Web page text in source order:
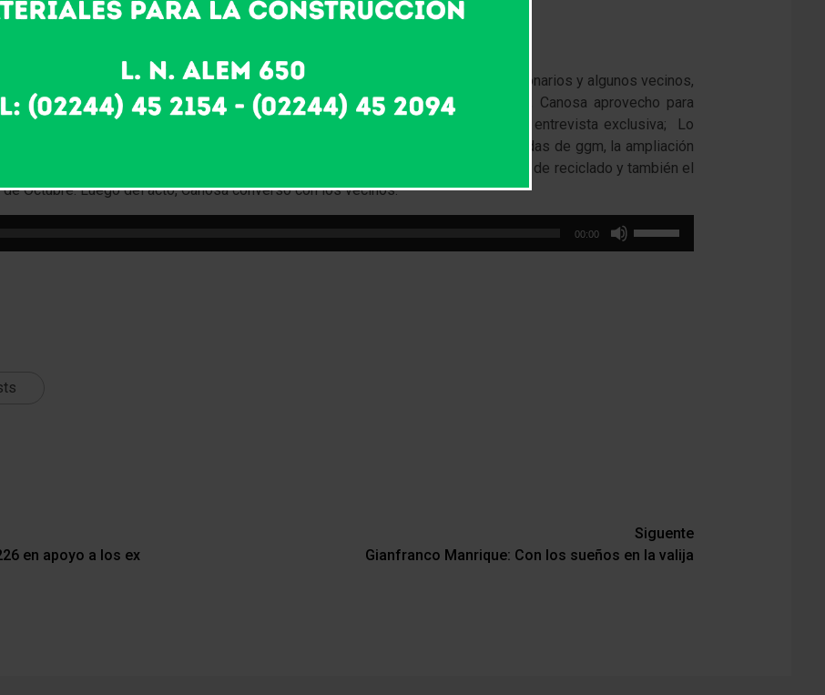
cerrando obras …!
intendente Ramón Canosa acompañado por el concejal Federico Alejandro, funcionarios y algunos vecinos,
por la cooperativa de trabajo “La Esperanza” -ex ggm- .En el discurso, Canosa aprovecho para
obras que se han iniciado y quiere concretar, con buena memoria enumeró en entrevista exclusiva; Lo
oeste, el centro cívico, el avance de la escuela secundaria 4, las 36 viviendas de ggm, la ampliación
del barrio «las acacias», se abrirá en los próximos días la licitación para la planta de reciclado y también el
Octubre. Luego del acto, Canosa conversó con los vecinos.
00:00
en apoyo a los ex
Siguente
Gianfranco Manrique: Con los sueños en la valija